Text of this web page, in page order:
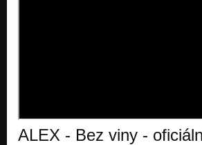
ALEX - Bez viny -